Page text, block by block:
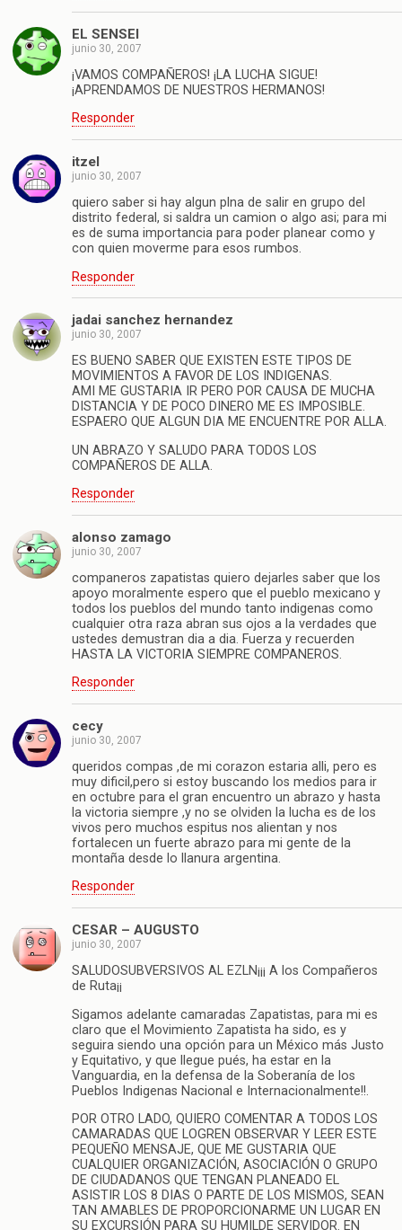
EL SENSEI
junio 30, 2007
¡VAMOS COMPAÑEROS! ¡LA LUCHA SIGUE!
¡APRENDAMOS DE NUESTROS HERMANOS!
Responder
itzel
junio 30, 2007
quiero saber si hay algun plna de salir en grupo del
distrito federal, si saldra un camion o algo asi; para mi
es de suma importancia para poder planear como y
con quien moverme para esos rumbos.
Responder
jadai sanchez hernandez
junio 30, 2007
ES BUENO SABER QUE EXISTEN ESTE TIPOS DE
MOVIMIENTOS A FAVOR DE LOS INDIGENAS.
AMI ME GUSTARIA IR PERO POR CAUSA DE MUCHA
DISTANCIA Y DE POCO DINERO ME ES IMPOSIBLE.
ESPAERO QUE ALGUN DIA ME ENCUENTRE POR ALLA.
UN ABRAZO Y SALUDO PARA TODOS LOS
COMPAÑEROS DE ALLA.
Responder
alonso zamago
junio 30, 2007
companeros zapatistas quiero dejarles saber que los
apoyo moralmente espero que el pueblo mexicano y
todos los pueblos del mundo tanto indigenas como
cualquier otra raza abran sus ojos a la verdades que
ustedes demustran dia a dia. Fuerza y recuerden
HASTA LA VICTORIA SIEMPRE COMPANEROS.
Responder
cecy
junio 30, 2007
queridos compas ,de mi corazon estaria alli, pero es
muy dificil,pero si estoy buscando los medios para ir
en octubre para el gran encuentro un abrazo y hasta
la victoria siempre ,y no se olviden la lucha es de los
vivos pero muchos espitus nos alientan y nos
fortalecen un fuerte abrazo para mi gente de la
montaña desde lo llanura argentina.
Responder
CESAR – AUGUSTO
junio 30, 2007
SALUDOSUBVERSIVOS AL EZLN¡¡¡ A los Compañeros
de Ruta¡¡
Sigamos adelante camaradas Zapatistas, para mi es
claro que el Movimiento Zapatista ha sido, es y
seguira siendo una opción para un México más Justo
y Equitativo, y que llegue pués, ha estar en la
Vanguardia, en la defensa de la Soberanía de los
Pueblos Indigenas Nacional e Internacionalmente!!.
POR OTRO LADO, QUIERO COMENTAR A TODOS LOS
CAMARADAS QUE LOGREN OBSERVAR Y LEER ESTE
PEQUEÑO MENSAJE, QUE ME GUSTARIA QUE
CUALQUIER ORGANIZACIÓN, ASOCIACIÓN O GRUPO
DE CIUDADANOS QUE TENGAN PLANEADO EL
ASISTIR LOS 8 DIAS O PARTE DE LOS MISMOS, SEAN
TAN AMABLES DE PROPORCIONARME UN LUGAR EN
SU EXCURSIÓN PARA SU HUMILDE SERVIDOR. EN